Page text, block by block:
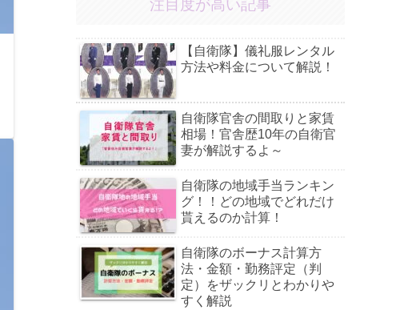
注目度が高い記事
【自衛隊】儀礼服レンタル
方法や料金について解説！
自衛隊官舎の間取りと家賃
相場！官舎歴10年の自衛官
妻が解説するよ～
自衛隊の地域手当ランキン
グ！！どの地域でどれだけ
貰えるのか計算！
自衛隊のボーナス計算方
法・金額・勤務評定（判
定）をザックリとわかりや
すく解説